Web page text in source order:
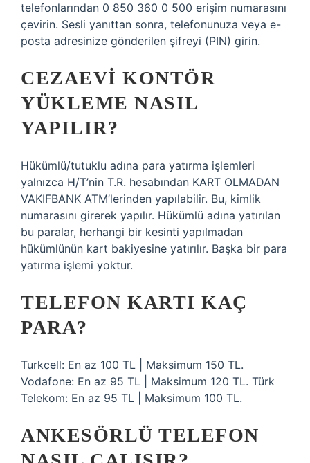
telefonlarından 0 850 360 0 500 erişim numarasını
çevirin. Sesli yanıttan sonra, telefonunuza veya e-
posta adresinize gönderilen şifreyi (PIN) girin.
CEZAEVI KONTÖR
YÜKLEME NASIL
YAPILIR?
Hükümlü/tutuklu adına para yatırma işlemleri
yalnızca H/T’nin T.R. hesabından KART OLMADAN
VAKIFBANK ATM’lerinden yapılabilir. Bu, kimlik
numarasını girerek yapılır. Hükümlü adına yatırılan
bu paralar, herhangi bir kesinti yapılmadan
hükümlünün kart bakiyesine yatırılır. Başka bir para
yatırma işlemi yoktur.
TELEFON KARTI KAÇ
PARA?
Turkcell: En az 100 TL | Maksimum 150 TL.
Vodafone: En az 95 TL | Maksimum 120 TL. Türk
Telekom: En az 95 TL | Maksimum 100 TL.
ANKESÖRLÜ TELEFON